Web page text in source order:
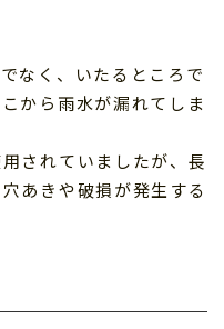
なく、いたるところで
から雨水が漏れてしま
されていましたが、長
あきや破損が発生する